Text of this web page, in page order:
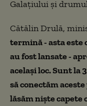
Galațiului și
Cătălin Drulă,
termină - asta este
au fost lansate -
același loc. Sunt
să conectăm
lăsăm niște capete